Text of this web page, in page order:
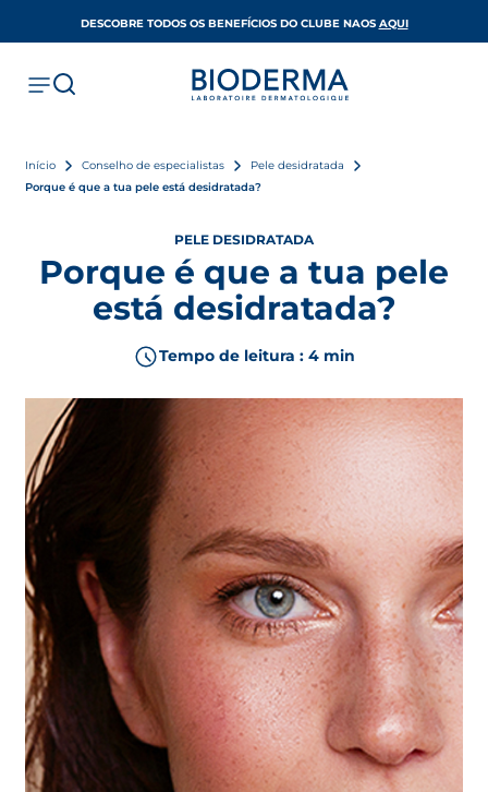
DESCOBRE TODOS OS BENEFÍCIOS DO CLUBE NAOS AQUIOPENS IN A
Início Conselho de especialistas
Pele desidratada
Porque é que a tua pele está desidratada?
PELE DESIDRATADA
Porque é que a tua pele
está desidratada?
Tempo de leitura : 4 min